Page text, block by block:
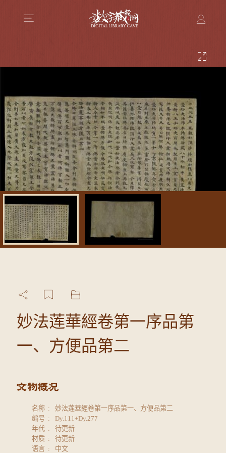
妙法莲華經卷第一序品第
一、方便品第二
名称
妙法莲華經卷第一序品第一、方便品第二
编号
Dy.111+Dy.277
年代
待更新
材质
待更新
语言
中文